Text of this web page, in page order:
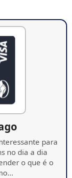
para
no dia a dia
o que é o